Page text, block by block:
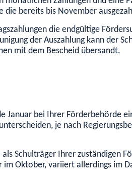
die bereits bis November
die endgültige
der Auszahlung kann der
mit dem Bescheid übersandt.
Januar bei Ihrer
je nach
Schulträger Ihrer zuständigen
Oktober, variiert allerdings im